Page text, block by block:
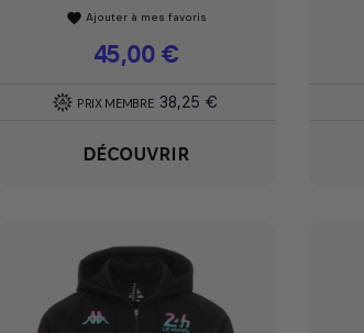
favorite Ajouter à mes favoris
Prix
45,00 €
PRIX MEMBRE 38,25 €
DÉCOUVRIR